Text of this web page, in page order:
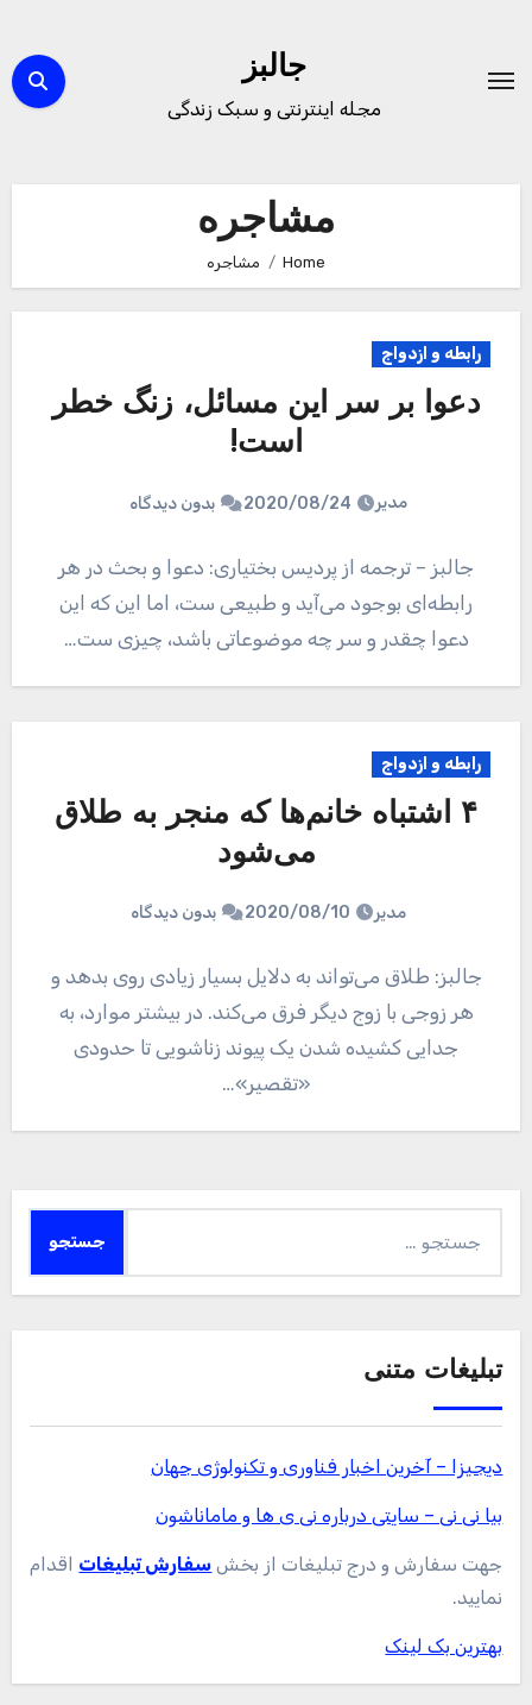
content
جالبز
مجله اینترنتی و سبک زندگی
مشاجره
Home مشاجره
رابطه و ازدواج
دعوا بر سر این مسائل، زنگ خطر
است!
مدیر 2020/08/24 بدون دیدگاه
جالبز – ترجمه از پردیس بختیاری: دعوا و بحث در هر
رابطه‌ای بوجود می‌آید و طبیعی ست، اما این که این
دعوا چقدر و سر چه موضوعاتی باشد، چیزی ست…
رابطه و ازدواج
۴ اشتباه خانم‌ها که منجر به طلاق
می‌شود
مدیر 2020/08/10 بدون دیدگاه
جالبز: طلاق می‌تواند به دلایل بسیار زیادی روی بدهد و
هر زوجی با زوج دیگر فرق می‌کند. در بیشتر موارد، به
جدایی کشیده شدن یک پیوند زناشویی تا حدودی
«تقصیر»…
برای:
تبلیغات متنی
دیجیزا – آخرین اخبار فناوری و تکنولوژی جهان
بیا نی نی – سایتی درباره نی ی ها و ماماناشون
جهت سفارش و درج تبلیغات از بخش سفارش تبلیغات اقدام
نمایید.
بهترین بک لینک